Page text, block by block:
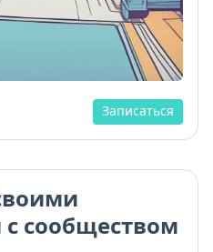
Записаться
сообществом